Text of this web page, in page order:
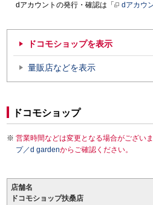
dアカウントの発行・確認は「
dアカウ
ドコモショップを表示
量販店などを表示
ドコモショップ
営業時間などは変更となる場合がござい
プ／d gardenからご確認ください。
店舗名
ドコモショップ扶桑店